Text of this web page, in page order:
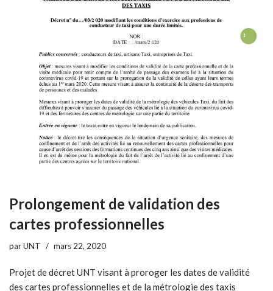
Prolongement de validation des
cartes professionnelles
parUNT mars 22, 2020
Projet de décret UNT visant à proroger les dates de validité
des cartes professionnelles et de la métrologie des taxis